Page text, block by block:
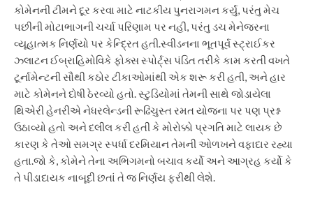
કોમેનની ટીમને દૂર કરવા માટે નાટકીય પુનરાગમન કર્યું, પરંતુ મેચ
પછીની મોટાભાગની ચર્ચા પરિણામ પર નહીં, પરંતુ ડચ મેનેજરના
વ્યૂહાત્મક નિર્ણયો પર કેન્દ્રિત હતી.સ્વીડનના ભૂતપૂર્વ સ્ટ્રાઈકર
ઝ્લાટન ઈબ્રાહિમોવિકે ફોક્સ સ્પોર્ટ્સ પંડિત તરીકે કામ કરતી વખતે
ટૂર્નામેન્ટની સૌથી કઠોર ટીકાઓમાંથી એક શરૂ કરી હતી, અને હાર
માટે કોમેનને દોષી ઠેરવ્યો હતો. સ્ટુડિયોમાં તેમની સાથે જોડાયેલા
થિએરી હેનરીએ નેધરલેન્ડની રૂઢિચુસ્ત રમત યોજના પર પણ પ્રશ્ન
ઉઠાવ્યો હતો અને દલીલ કરી હતી કે મોરોક્કો પ્રગતિ માટે લાયક છે
કારણ કે તેઓ સમગ્ર સ્પર્ધા દરમિયાન તેમની ઓળખને વફાદાર રહ્યા
હતા.જો કે, કોમેને તેના અભિગમનો બચાવ કર્યો અને આગ્રહ કર્યો કે
તે પીડાદાયક નાબૂદી છતાં તે જ નિર્ણય ફરીથી લેશે.